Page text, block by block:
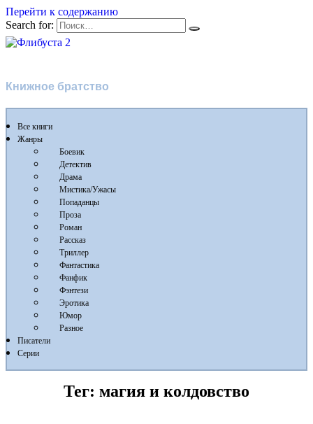
Перейти к содержанию
Search for:
Книжное братство
Все книги
Жанры
Боевик
Детектив
Драма
Мистика/Ужасы
Попаданцы
Проза
Роман
Рассказ
Триллер
Фантастика
Фанфик
Фэнтези
Эротика
Юмор
Разное
Писатели
Серии
Тег: магия и колдовство